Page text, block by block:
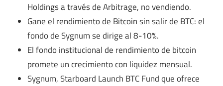
Holdings a través de Arbitrage, no vendiendo.
Gane el rendimiento de Bitcoin sin salir de BTC: el
fondo de Sygnum se dirige al 8-10%.
El fondo institucional de rendimiento de bitcoin
promete un crecimiento con liquidez mensual.
Sygnum, Starboard Launch BTC Fund que ofrece